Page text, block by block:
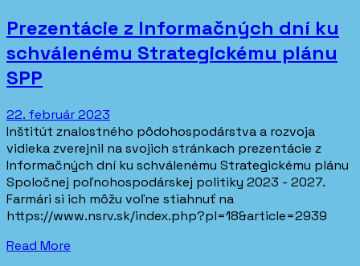
Prezentácie z Informačných dní ku
schválenému Strategickému plánu
SPP
22. február 2023
Inštitút znalostného pôdohospodárstva a rozvoja
vidieka zverejnil na svojich stránkach prezentácie z
Informačných dní ku schválenému Strategickému plánu
Spoločnej poľnohospodárskej politiky 2023 - 2027.
Farmári si ich môžu voľne stiahnuť na
https://www.nsrv.sk/index.php?pl=18&article=2939
Read More